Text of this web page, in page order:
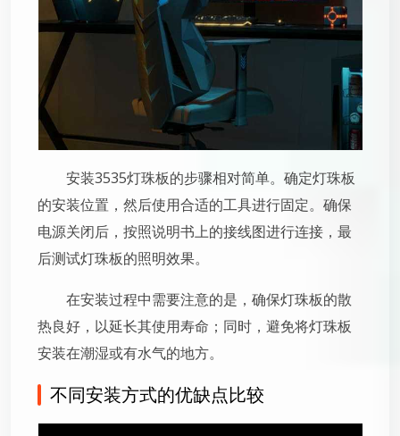
安装3535灯珠板的步骤相对简单。确定灯珠板
的安装位置，然后使用合适的工具进行固定。确保
电源关闭后，按照说明书上的接线图进行连接，最
后测试灯珠板的照明效果。
在安装过程中需要注意的是，确保灯珠板的散
热良好，以延长其使用寿命；同时，避免将灯珠板
安装在潮湿或有水气的地方。
不同安装方式的优缺点比较